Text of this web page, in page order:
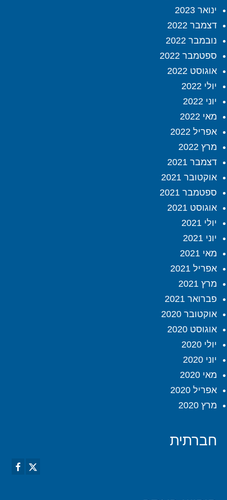
ינואר 2023
דצמבר 2022
נובמבר 2022
ספטמבר 2022
אוגוסט 2022
יולי 2022
יוני 2022
מאי 2022
אפריל 2022
מרץ 2022
דצמבר 2021
אוקטובר 2021
ספטמבר 2021
אוגוסט 2021
יולי 2021
יוני 2021
מאי 2021
אפריל 2021
מרץ 2021
פברואר 2021
אוקטובר 2020
אוגוסט 2020
יולי 2020
יוני 2020
מאי 2020
אפריל 2020
מרץ 2020
חברתית